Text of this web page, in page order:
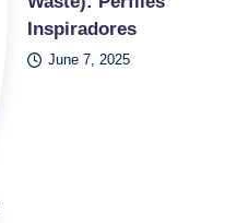
Inspiradores
June 7, 2025